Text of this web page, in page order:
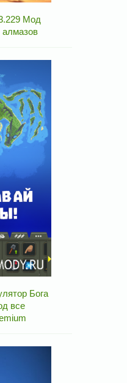
Мод
алмазов
Бога
все